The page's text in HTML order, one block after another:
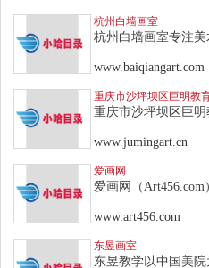
杭州白墙画室
杭州白墙画室专注
www.baiqiangart.com
重庆市沙坪坝区巨明教
重庆市沙坪坝区巨
www.jumingart.cn
爱画网
爱画网（
www.art456.com
东昱画室
东昱教学以中国美